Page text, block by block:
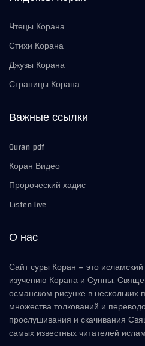
Чтецы Корана
Стихи Корана
Джузы Корана
Страницы Корана
Важные ссылки
Quran pdf
Коран Видео
Пророческий хадис
Listen live
О нас
Сайт суры Коран – это
изучению Корана и Сунны.
османском рисунке в
множества толкований и
прослушивания и скачивания
самых известных читателей